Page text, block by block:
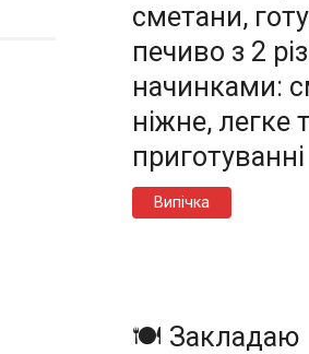
сметани,
печиво з 2
начинками:
ніжне, легке
приготуванні
Випічка
🍽️ Закладаю